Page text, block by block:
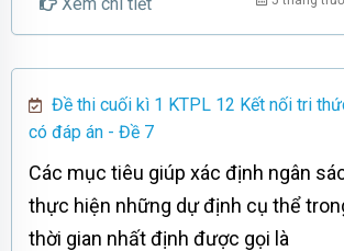
Đề thi cuối kì 1 KTPL 12 Kết nối tri
có đáp án - Đề 7
Các mục tiêu giúp xác định ngân
thực hiện những dự định cụ thể
thời gian nhất định được gọi là